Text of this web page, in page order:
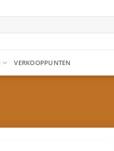
VERKOOPPUNTEN